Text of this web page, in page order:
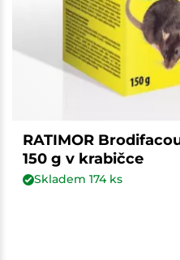
RATIMOR
150 g v krabičce
Skladem 174ks